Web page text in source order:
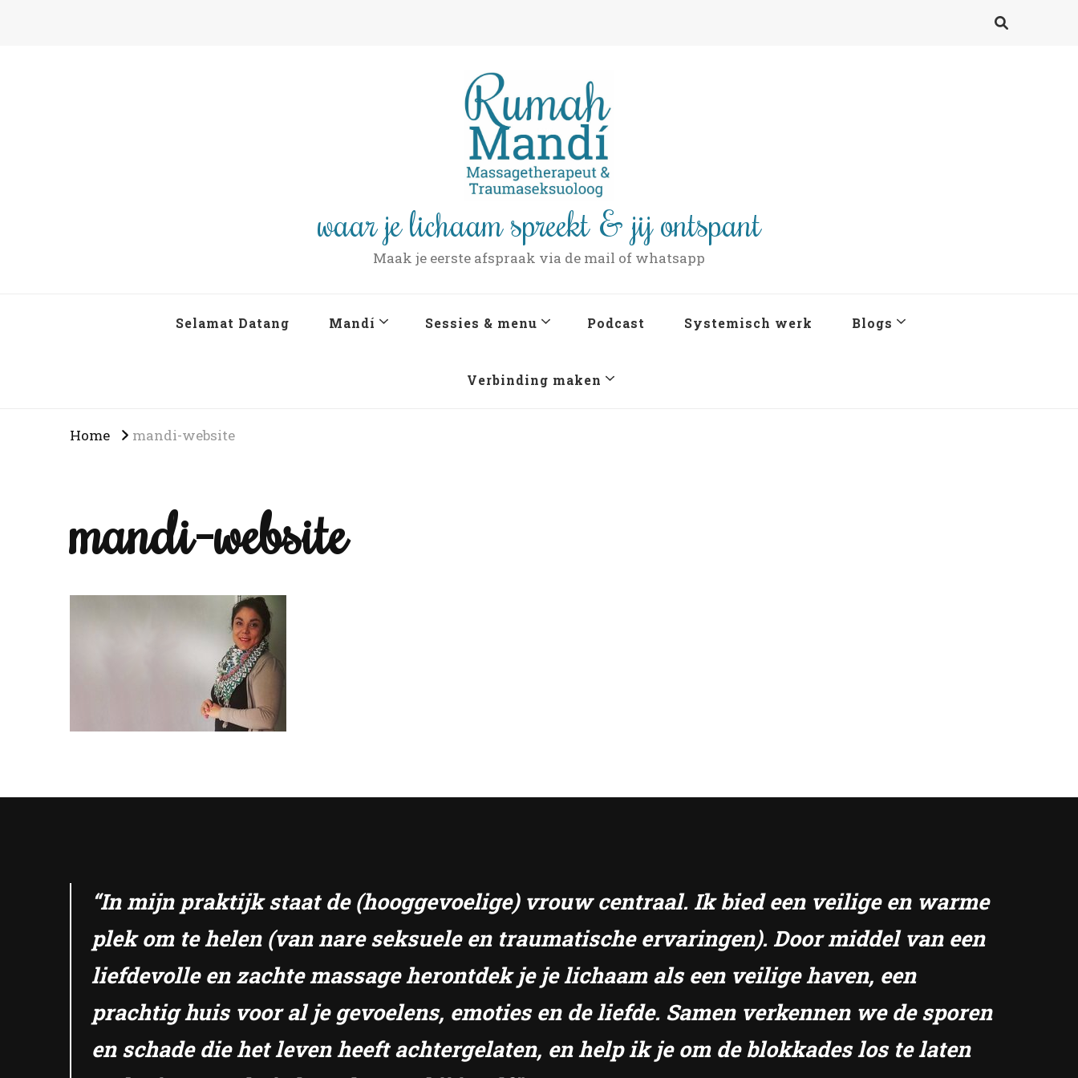
waar je lichaam spreekt & jij ontspant
Maak je eerste afspraak via de mail of whatsapp
Selamat Datang Mandí Sessies & menu Podcast Systemisch werk Blogs
Verbinding maken
Home mandi-website
mandi-website
“In mijn praktijk staat de (hooggevoelige) vrouw centraal. Ik bied een veilige en warme
plek om te helen (van nare seksuele en traumatische ervaringen). Door middel van een
liefdevolle en zachte massage herontdek je je lichaam als een veilige haven, een
prachtig huis voor al je gevoelens, emoties en de liefde. Samen verkennen we de sporen
en schade die het leven heeft achtergelaten, en help ik je om de blokkades los te laten